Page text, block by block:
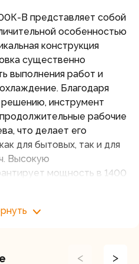
В представляет собой
особенностью
конструкция
существенно
выполнения работ и
Благодаря
инструмент
рабочие
что делает его
для бытовых, так и для
Высокую
мощность в 1400
шпинделем,
< >